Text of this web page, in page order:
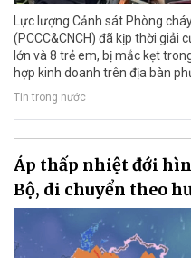
Lực lượng Cảnh sát Phòng
(PCCC&CNCH) đã kịp thời giải
lớn và 8 trẻ em, bị mắc kẹt
hợp kinh doanh trên địa bàn
Tin trong nước
Áp thấp nhiệt đới
Bộ, di chuyển theo